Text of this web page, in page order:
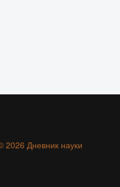
2026 Дневник науки